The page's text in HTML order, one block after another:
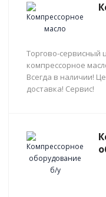
Торгово-сервисный
компрессорное
Всегда в наличии!
доставка! Сервис!